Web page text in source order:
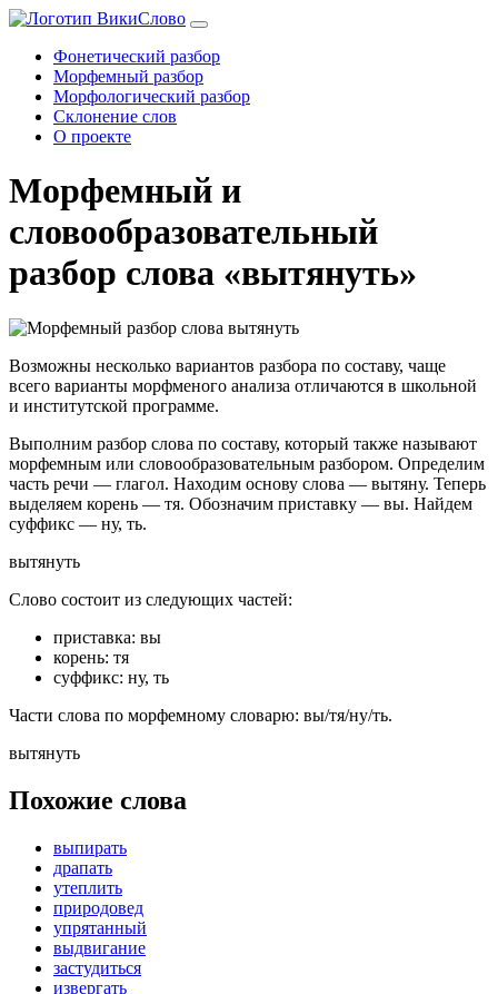
Фонетический разбор
Морфемный разбор
Морфологический разбор
Склонение слов
О проекте
Морфемный и
словообразовательный
разбор слова «вытянуть»
Возможны несколько вариантов разбора по составу, чаще
всего варианты морфменого анализа отличаются в школьной
и институтской программе.
Выполним разбор слова по составу, который также называют
морфемным или словообразовательным разбором. Определим
часть речи — глагол. Находим основу слова — вытяну. Теперь
выделяем корень — тя. Обозначим приставку — вы. Найдем
суффикс — ну, ть.
вытянуть
Слово состоит из следующих частей:
приставка: вы
корень: тя
суффикс: ну, ть
Части слова по морфемному словарю: вы/тя/ну/ть.
вытянуть
Похожие слова
выпирать
драпать
утеплить
природовед
упрятанный
выдвигание
застудиться
извергать